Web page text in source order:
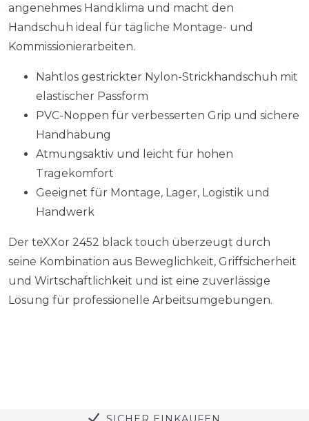
angenehmes Handklima und macht den
Handschuh ideal für tägliche Montage- und
Kommissionierarbeiten.
Nahtlos gestrickter Nylon-Strickhandschuh mit
elastischer Passform
PVC-Noppen für verbesserten Grip und sichere
Handhabung
Atmungsaktiv und leicht für hohen
Tragekomfort
Geeignet für Montage, Lager, Logistik und
Handwerk
Der teXXor 2452 black touch überzeugt durch
seine Kombination aus Beweglichkeit, Griffsicherheit
und Wirtschaftlichkeit und ist eine zuverlässige
Lösung für professionelle Arbeitsumgebungen.